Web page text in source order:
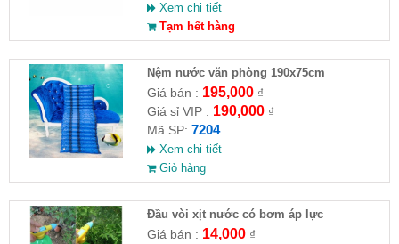
Xem chi tiết
Tạm hết hàng
Nệm nước văn phòng 190x75cm
Giá bán : 195,000₫
Giá sỉ VIP : 190,000₫
Mã SP: 7204
Xem chi tiết
Giỏ hàng
Đầu vòi xịt nước có bơm áp lực
Giá bán : 14,000₫